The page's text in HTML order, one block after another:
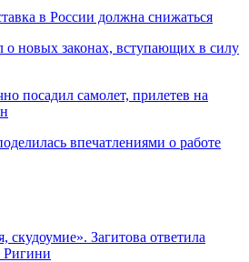
в России должна снижаться
о новых законах, вступающих в силу
посадил самолет, прилетев на
впечатлениями о работе
скудоумие». Загитова ответила
Ригини